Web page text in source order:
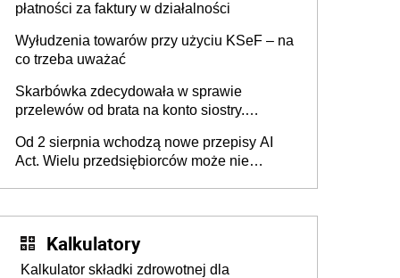
płatności za faktury w działalności
Wyłudzenia towarów przy użyciu KSeF – na
co trzeba uważać
Skarbówka zdecydowała w sprawie
przelewów od brata na konto siostry.
darowizna, ale podatku jednak nie będzie
Od 2 sierpnia wchodzą nowe przepisy AI
Act. Wielu przedsiębiorców może nie
Kalkulatory
Kalkulator składki zdrowotnej dla